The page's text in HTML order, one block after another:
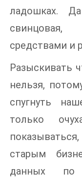
ладошках.
средствами и
Разыскивать
нельзя,
спугнуть
только
старым
данных по